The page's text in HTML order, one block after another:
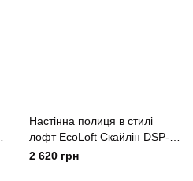
Настінна полиця в стилі
лофт EcoLoft Скайлін DSP-
1410
2 620 грн